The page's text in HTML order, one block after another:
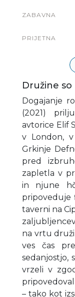
ZABAVNA
PRIJETNA
Družine
Dogajanje
(2021)
avtorice Elif
v London,
Grkinje
pred
zapletla v
in njune
pripoveduje
taverni na
na vrtu
ves čas
sedanjostjo,
vrzeli v
– tako kot